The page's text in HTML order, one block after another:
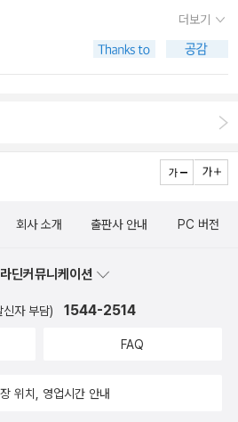
게 더 잘해줄 수 있을 것 같다는 생각이
맛을 댄다. 두가지의 맛이 느껴지는 그
좋다. 그게 진짜 초콜릿 맛같다.허기질
서 먹는 빵들, 명란을 사와 직접 만드는
냐며 물어오는 낯선 사람과 함께하는
이도의 료칸에서 맛보았던 가자미 버터
억. 특별한 재료가 준비되어 있지 않아도
게 기억에 남는 장소와 한끼의 식사들..
통념에 자신의 인생을 끼워 맟추고 타
다. 누군가에게 마음을 다하여 대접하
차려주고 싶어한답니다. '우리 밥 한
다른 재료가 들어가지 않아도 끝내주게
이충걸, 김창완, 김어준 등의 국내 인기
이야기를 혀가 부풀고 어금니가 마비되
시나 음식이야기. 영혼을 울리는 음식은
요. 당신의 소울푸드는 무엇입니까? 저
, 다이어트가 필요한 직장인을 위한 도시
도시락 메뉴의 레시피가 담겨있다.
다니는 직장인으로 매일 뭘 싸갈까 고민
준 씀 가디언 펴냄허영만이 이번에는
함께한 이호준고 함께 일본의 지방 곳곳
고 그 지방마다의 볼거리와 먹을거리가
닐까싶다. 바쁜 일상에서 벗어나 몸도
본으로의 맛있게 쉬러떠나는 여행. 만
펴냄'언제 우리 식사 한번 하지요' 이말
한 사이여도 바빠서 자주 만나지 못할때
더보기
회사 소개 출판사 안내 PC 버전
딘커뮤니케이션
신자 부담) 1544-2514
FAQ
위치, 영업시간 안내